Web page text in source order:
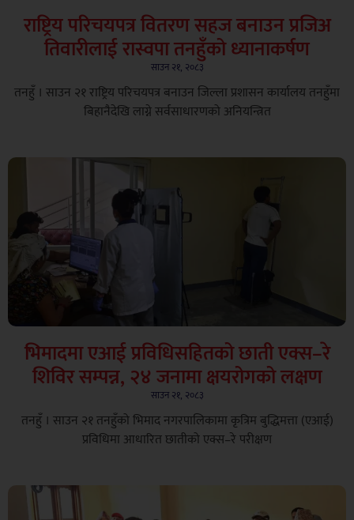
राष्ट्रिय परिचयपत्र वितरण सहज बनाउन प्रजिअ
तिवारीलाई रास्वपा तनहुँको ध्यानाकर्षण
साउन २१, २०८३
तनहुँ । साउन २१ राष्ट्रिय परिचयपत्र बनाउन जिल्ला प्रशासन कार्यालय तनहुँमा
बिहानैदेखि लाग्ने सर्वसाधारणको अनियन्त्रित
भिमादमा एआई प्रविधिसहितको छाती एक्स–रे
शिविर सम्पन्न, २४ जनामा क्षयरोगको लक्षण
साउन २१, २०८३
तनहुँ । साउन २१ तनहुँको भिमाद नगरपालिकामा कृत्रिम बुद्धिमत्ता (एआई)
प्रविधिमा आधारित छातीको एक्स–रे परीक्षण